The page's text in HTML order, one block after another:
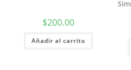
$200.00
Añadir al carrito